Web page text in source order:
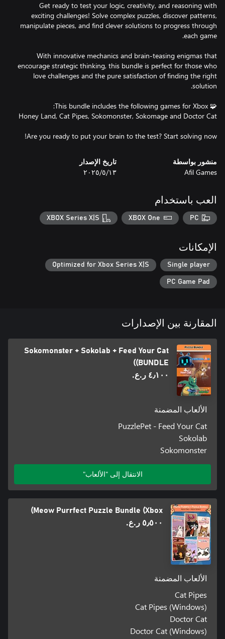
Get ready to test your logic, creativity, and reasoning with
exciting challenges! Solve complex puzzles, discover patterns,
manipulate pieces, and find clever solutions to progress through
With innovative mechanics and brain-teasing enigmas that
encourage strategic thinking, this bundle is perfect for those who
love challenges and the pure satisfaction of finding the right
Are you ready to put your brain to the test? Start solving now!
منشور بواسطة
Afil Games
تاريخ الإصدار
١٣‏/٥‏/٢٠٢٥
العب باستخدام
PC
XBOX One
XBOX Series X|S
الإمكانات
Single player
Optimized for Xbox Series X|S
PC Game Pad
المقارنة بين الإصدارات
Sokomonster + Sokolab + Feed Your Cat
(BUNDLE)
٤٫١٠٠ ر.ع.‏
الألعاب المضمنة
PuzzlePet - Feed Your Cat
Sokolab
Sokomonster
الانتقال إلى "الألعاب"
Meow Purrfect Puzzle Bundle (Xbox)
٥٫٥٠٠ ر.ع.‏
الألعاب المضمنة
Cat Pipes
Cat Pipes (Windows)
Doctor Cat
Doctor Cat (Windows)